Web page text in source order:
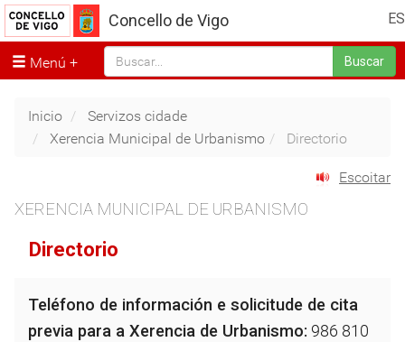
ES
Concello de Vigo
Menú Buscar
Inicio
Servizos cidade
Xerencia Municipal de Urbanismo
Directorio
Escoitar
XERENCIA MUNICIPAL DE URBANISMO
Directorio
Teléfono de información e solicitude de cita
previa para a Xerencia de Urbanismo: 986 810